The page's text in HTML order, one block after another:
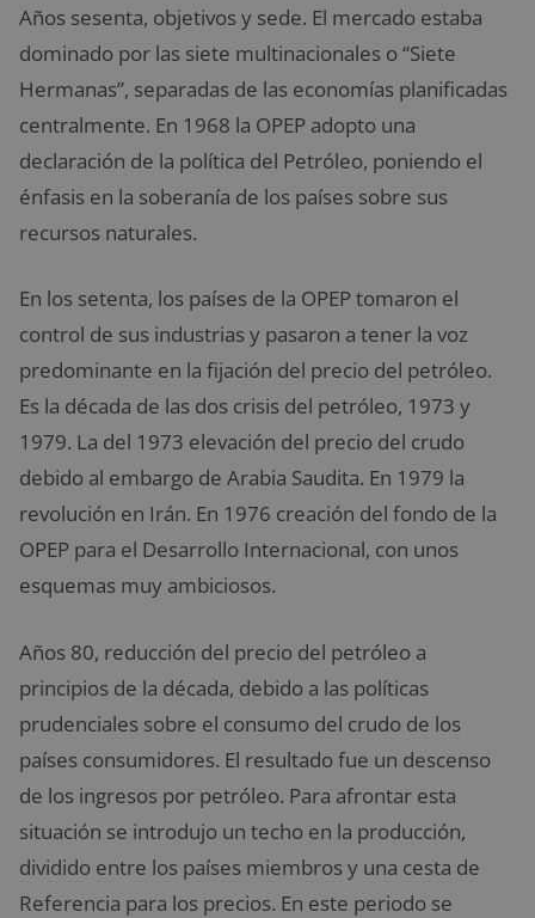
Años sesenta, objetivos y sede. El mercado estaba
dominado por las siete multinacionales o “Siete
Hermanas”, separadas de las economías planificadas
centralmente. En 1968 la OPEP adopto una
declaración de la política del Petróleo, poniendo el
énfasis en la soberanía de los países sobre sus
recursos naturales.
En los setenta, los países de la OPEP tomaron el
control de sus industrias y pasaron a tener la voz
predominante en la fijación del precio del petróleo.
Es la década de las dos crisis del petróleo, 1973 y
1979. La del 1973 elevación del precio del crudo
debido al embargo de Arabia Saudita. En 1979 la
revolución en Irán. En 1976 creación del fondo de la
OPEP para el Desarrollo Internacional, con unos
esquemas muy ambiciosos.
Años 80, reducción del precio del petróleo a
principios de la década, debido a las políticas
prudenciales sobre el consumo del crudo de los
países consumidores. El resultado fue un descenso
de los ingresos por petróleo. Para afrontar esta
situación se introdujo un techo en la producción,
dividido entre los países miembros y una cesta de
Referencia para los precios. En este periodo se